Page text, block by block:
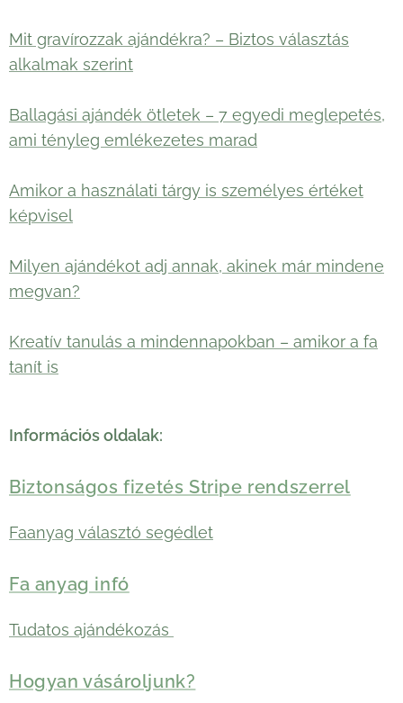
Mit gravírozzak ajándékra? – Biztos választás
alkalmak szerint
Ballagási ajándék ötletek – 7 egyedi meglepetés,
ami tényleg emlékezetes marad
Amikor a használati tárgy is személyes értéket
képvisel
Milyen ajándékot adj annak, akinek már mindene
megvan?
Kreatív tanulás a mindennapokban – amikor a fa
tanít is
Információs oldalak:
Biztonságos fizetés Stripe rendszerrel
Faanyag választó segédlet
Fa anyag infó
Tudatos ajándékozás
Hogyan vásároljunk?